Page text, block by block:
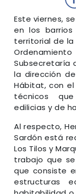
Este viernes,
en los barrios
territorial de
Subsecretaría
la dirección
Hábitat, con
técnicos
edilicias y de
Al respecto,
Sardón está
Los Tilos y
trabajo que
que consiste
estructuras